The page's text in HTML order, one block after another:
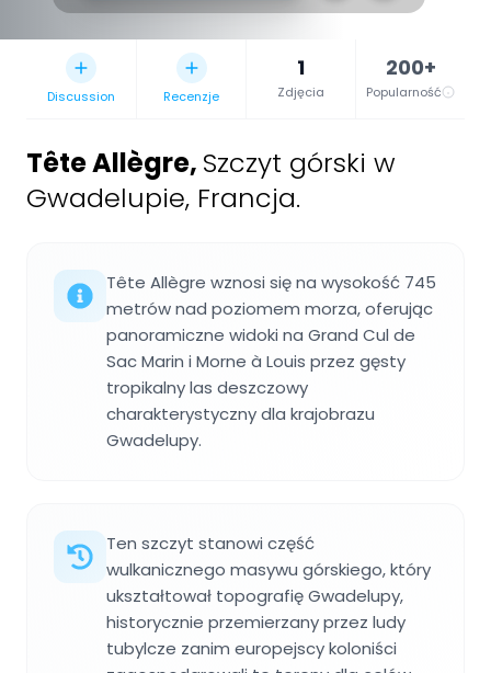
Discussion Recenzje
1
Zdjęcia
200+
Popularność
Tête Allègre, Szczyt górski w
Gwadelupie, Francja.
Tête Allègre wznosi się na wysokość 745
metrów nad poziomem morza, oferując
panoramiczne widoki na Grand Cul de
Sac Marin i Morne à Louis przez gęsty
tropikalny las deszczowy
charakterystyczny dla krajobrazu
Gwadelupy.
Ten szczyt stanowi część
wulkanicznego masywu górskiego, który
ukształtował topografię Gwadelupy,
historycznie przemierzany przez ludy
tubylcze zanim europejscy koloniści